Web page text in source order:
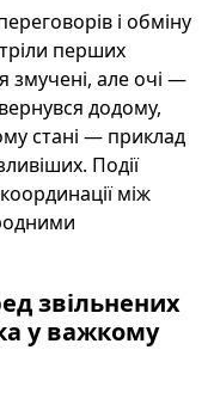
і обміну
перших
змучені, але очі —
додому,
стані — приклад
Події
між
звільнених
у важкому